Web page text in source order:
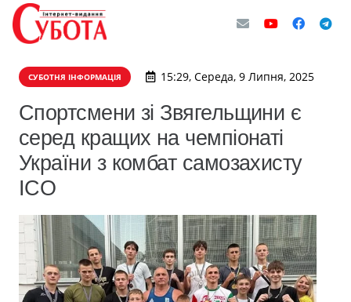
СУБОТНЯ ІНФОРМАЦІЯ 15:29, Середа, 9 Липня, 2025
Спортсмени зі Звягельщини є
серед кращих на чемпіонаті
України з комбат самозахисту
ICO